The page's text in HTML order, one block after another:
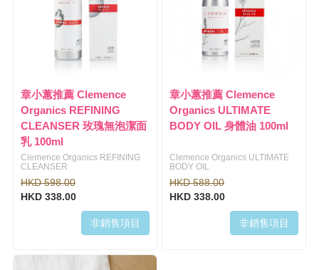
章小蕙推薦 Clemence
Organics REFINING
CLEANSER 玫瑰無泡潔面
乳 100ml
Clemence Organics REFINING
CLEANSER
HKD 598.00
HKD 338.00
非銷售項目
章小蕙推薦 Clemence
Organics ULTIMATE
BODY OIL 身體油 100ml
Clemence Organics ULTIMATE
BODY OIL
HKD 588.00
HKD 338.00
非銷售項目